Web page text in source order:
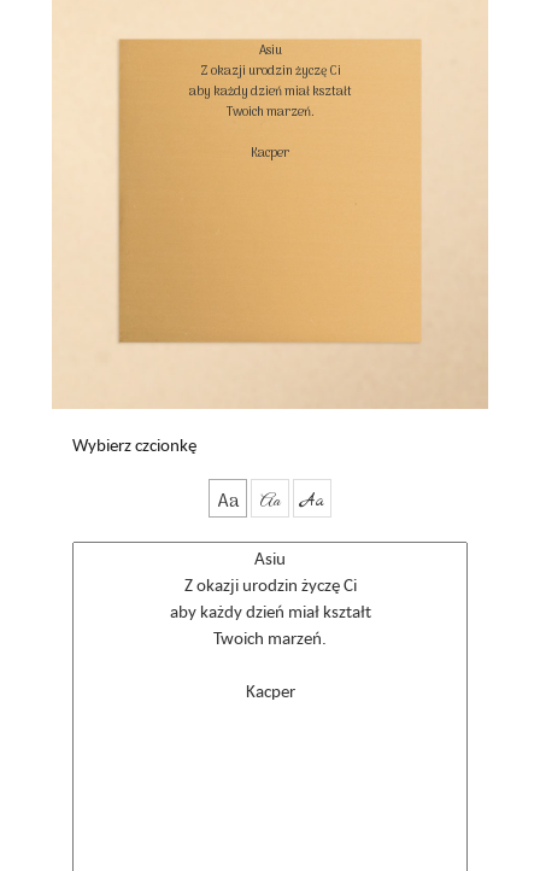
Asiu
Z okazji urodzin życzę Ci
aby każdy dzień miał kształt
Twoich marzeń.
Kacper
Wybierz czcionkę
Aa Aa Aa